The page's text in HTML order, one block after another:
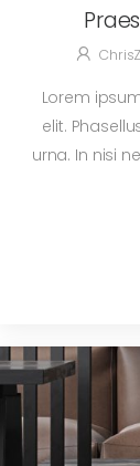
Lorem
elit.
urna. In nisi